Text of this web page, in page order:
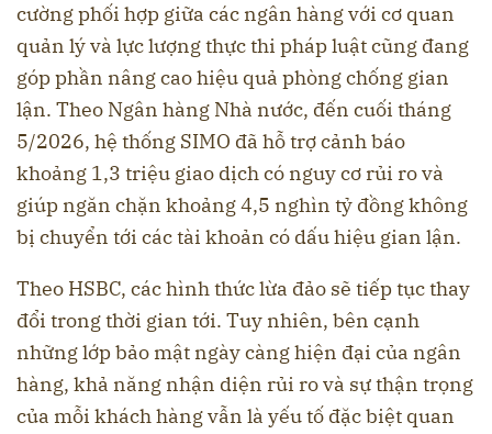
cường phối hợp giữa các ngân hàng với cơ quan
quản lý và lực lượng thực thi pháp luật cũng đang
góp phần nâng cao hiệu quả phòng chống gian
lận. Theo Ngân hàng Nhà nước, đến cuối tháng
5/2026, hệ thống SIMO đã hỗ trợ cảnh báo
khoảng 1,3 triệu giao dịch có nguy cơ rủi ro và
giúp ngăn chặn khoảng 4,5 nghìn tỷ đồng không
bị chuyển tới các tài khoản có dấu hiệu gian lận.
Theo HSBC, các hình thức lừa đảo sẽ tiếp tục thay
đổi trong thời gian tới. Tuy nhiên, bên cạnh
những lớp bảo mật ngày càng hiện đại của ngân
hàng, khả năng nhận diện rủi ro và sự thận trọng
của mỗi khách hàng vẫn là yếu tố đặc biệt quan